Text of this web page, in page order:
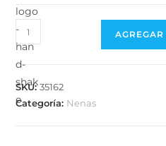
SKU:35162
Categoría: Nenas